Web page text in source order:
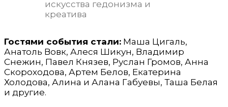
Гостями события стали: Маша Цигаль,
Анатоль Вовк, Алеся Шикун, Владимир
Снежин, Павел Князев, Руслан Громов, Анна
Скороходова, Артем Белов, Екатерина
Холодова, Алина и Алана Габуевы, Таша Белая
и другие.